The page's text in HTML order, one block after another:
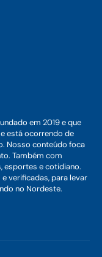
em 2019 e que
está ocorrendo de
Nosso conteúdo foca
Também com
esportes e cotidiano.
verificadas, para levar
no Nordeste.